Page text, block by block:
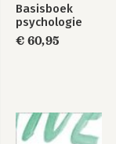
Basisboek
psychologie
€ 60,95